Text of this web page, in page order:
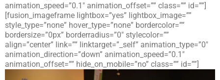
animation_speed=”0.1″ animation_offset=”” class=”” id=””]
[fusion_imageframe lightbox=”yes” lightbox_image=””
style_type=”none” hover_type=”none” bordercolor=””
bordersize=”0px” borderradius=”0″ stylecolor=””
align=”center” link=”” linktarget=”_self” animation_type=”0″
animation_direction=”down” animation_speed=”0.1″
animation_offset=”” hide_on_mobile=”no” class=”” id=””]